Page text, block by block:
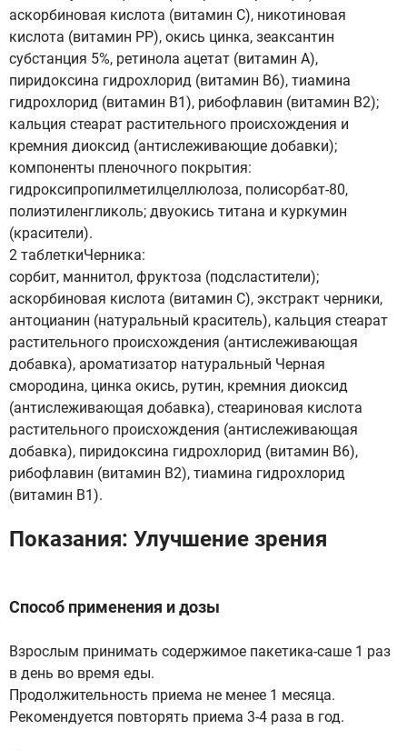
аскорбиновая кислота (витамин C), никотиновая
кислота (витамин PP), окись цинка, зеаксантин
субстанция 5%, ретинола ацетат (витамин A),
пиридоксина гидрохлорид (витамин B6), тиамина
гидрохлорид (витамин B1), рибофлавин (витамин B2);
кальция стеарат растительного происхождения и
кремния диоксид (антислеживающие добавки);
компоненты пленочного покрытия:
гидроксипропилметилцеллюлоза, полисорбат-80,
полиэтиленгликоль; двуокись титана и куркумин
(красители).
2 таблеткиЧерника:
сорбит, маннитол, фруктоза (подсластители);
аскорбиновая кислота (витамин C), экстракт черники,
антоцианин (натуральный краситель), кальция стеарат
растительного происхождения (антислеживающая
добавка), ароматизатор натуральный Черная
смородина, цинка окись, рутин, кремния диоксид
(антислеживающая добавка), стеариновая кислота
растительного происхождения (антислеживающая
добавка), пиридоксина гидрохлорид (витамин B6),
рибофлавин (витамин B2), тиамина гидрохлорид
(витамин B1).
Показания: Улучшение зрения
Способ применения и дозы
Взрослым принимать содержимое пакетика-саше 1 раз
в день во время еды.
Продолжительность приема не менее 1 месяца.
Рекомендуется повторять приема 3-4 раза в год.